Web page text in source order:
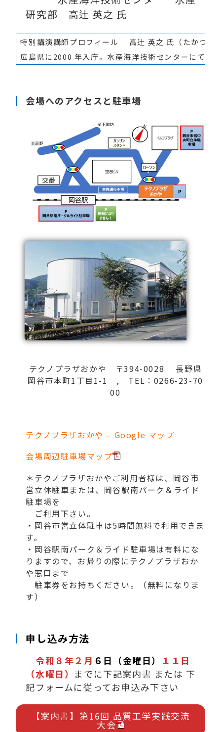
研究部 高辻 英之 氏
特別講演講師プロフィール 高辻 英之 氏（たかつ
広島県に2000 年入庁。水産海洋技術センターにて海
会場へのアクセスと駐車場
テクノプラザおかや 〒394-0028 長野県
岡谷市本町1丁目1-1 , TEL：0266-23-70
00
テクノプラザおかや – Google マップ
会場周辺駐車場マップ
＊テクノプラザおかやご利用者様は、岡谷市
営立体駐車または、岡谷駅南パーク＆ライド
駐車場を
ご利用下さい。
・岡谷市営立体駐車は5時間無料で利用できま
す。
・岡谷駅南パーク＆ライド駐車場は有料にな
りますので、お帰りの際にテクノプラザおか
や窓口まで
駐車券をお持ちください。（無料になりま
す）
申し込み方法
令和８年２月６日（金曜日）
１１日
（水曜日） までに下記案内書 または 下
記フォームに従ってお申込み下さい
【案内書】第16回 品質工学実践交流
大会